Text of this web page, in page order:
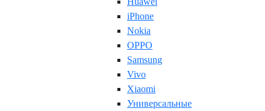
iPhone
Nokia
OPPO
Samsung
Vivo
Xiaomi
Универсальные